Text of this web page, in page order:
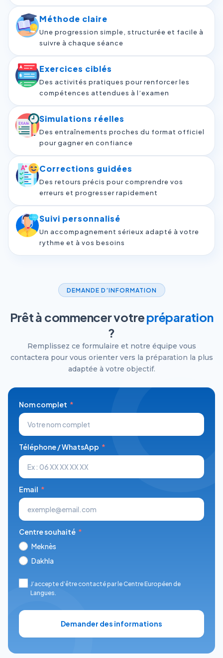
Méthode claire
Une progression simple, structurée et facile à
suivre à chaque séance
Exercices ciblés
Des activités pratiques pour renforcer les
compétences attendues à l’examen
Simulations réelles
Des entraînements proches du format officiel
pour gagner en confiance
Corrections guidées
Des retours précis pour comprendre vos
erreurs et progresser rapidement
Suivi personnalisé
Un accompagnement sérieux adapté à votre
rythme et à vos besoins
DEMANDE D’INFORMATION
Prêt à commencer votrepréparation
?
Remplissez ce formulaire et notre équipe vous
contactera pour vous orienter vers la préparation la plus
adaptée à votre objectif.
Nom complet
Téléphone / WhatsApp
Email
Centre souhaité
Meknès
Dakhla
J’accepte d’être contacté par le Centre Européen de
Langues.
Demander des informations